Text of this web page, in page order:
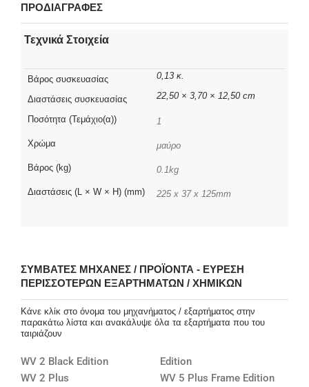
ΠΡΟΔΙΑΓΡΑΦΕΣ
Τεχνικά Στοιχεία
Βάρος συσκευασίας 0,13 κ.
Διαστάσεις συσκευασίας 22,50 × 3,70 × 12,50 cm
Ποσότητα (Τεμάχιο(α)) 1
Χρώμα μαύρο
Βάρος (kg) 0.1kg
Διαστάσεις (L × W × H) (mm) 225 x 37 x 125mm
ΣΥΜΒΑΤΈΣ ΜΗΧΑΝΈΣ / ΠΡΟΪΌΝΤΑ - ΕΎΡΕΣΗ
ΠΕΡΙΣΣΌΤΕΡΩΝ ΕΞΑΡΤΗΜΆΤΩΝ / ΧΗΜΙΚΏΝ
Κάνε κλίκ στο όνομα του μηχανήματος / εξαρτήματος στην
παρακάτω λίστα και ανακάλυψε όλα τα εξαρτήματα που του
ταιριάζουν
WV 2 Black Edition
WV 2 Plus
Edition
WV 5 Plus Frame Edition